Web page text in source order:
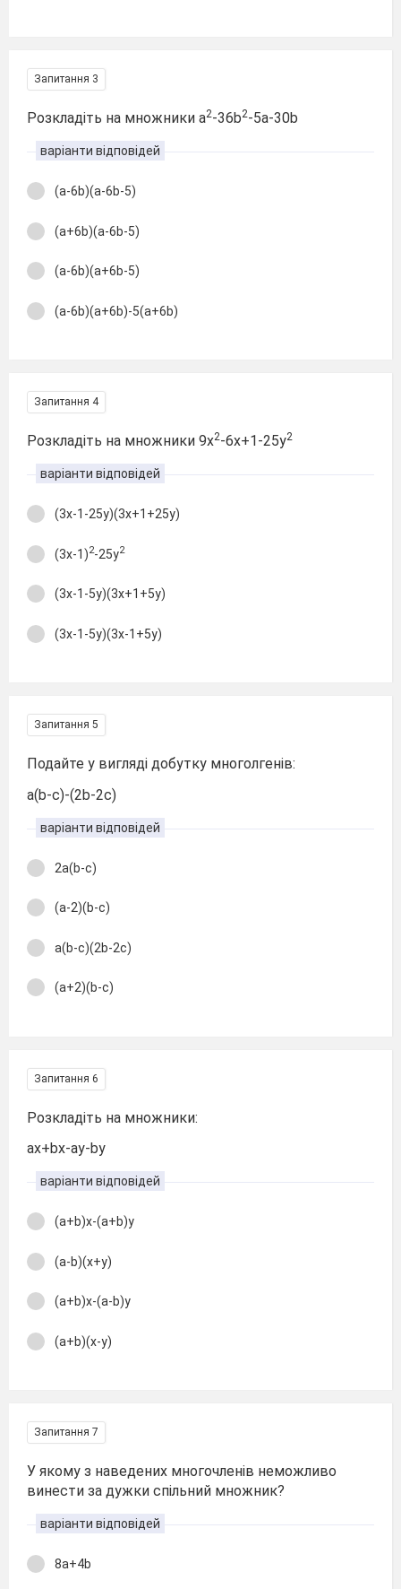
Запитання 3
Розкладіть на множники a2-36b2-5a-30b
варіанти відповідей
(a-6b)(a-6b-5)
(a+6b)(a-6b-5)
(a-6b)(a+6b-5)
(a-6b)(a+6b)-5(a+6b)
Запитання 4
Розкладіть на множники 9х2-6х+1-25у2
варіанти відповідей
(3х-1-25у)(3х+1+25у)
(3х-1)2-25у2
(3х-1-5у)(3х+1+5у)
(3х-1-5у)(3х-1+5у)
Запитання 5
Подайте у вигляді добутку многолгенів:
a(b-c)-(2b-2c)
варіанти відповідей
2a(b-c)
(a-2)(b-c)
a(b-c)(2b-2c)
(a+2)(b-c)
Запитання 6
Розкладіть на множники:
ax+bx-ay-by
варіанти відповідей
(a+b)x-(a+b)y
(a-b)(x+y)
(a+b)x-(a-b)y
(a+b)(x-y)
Запитання 7
У якому з наведених многочленів неможливо
винести за дужки спільний множник?
варіанти відповідей
8a+4b